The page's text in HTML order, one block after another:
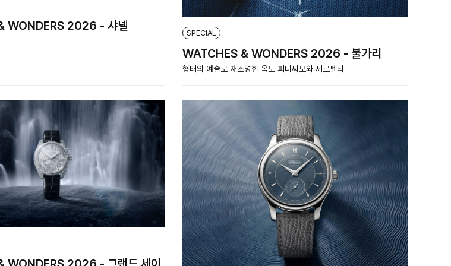
WONDERS 2026 - 샤넬
SPECIAL
WATCHES & WONDERS 2026 - 불가리
형태의 예술로 재조명한 옥토 피니씨모와 세르펜티